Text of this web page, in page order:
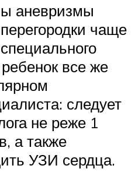
аневризмы
чаще
все же
следует
не реже 1
а также
УЗИ сердца.